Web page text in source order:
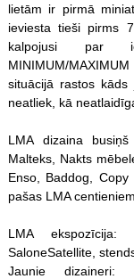
lietām ir pirmā
ieviesta tieši pirms
kalpojusi par
MINIMUM/
situācijā rastos
neatliek, kā
LMA dizaina
Malteks, Nakts
Enso, Baddog,
pašas LMA centieniem.
LMA ekspozīcija:
SaloneSatellite,
Jaunie dizaineri: